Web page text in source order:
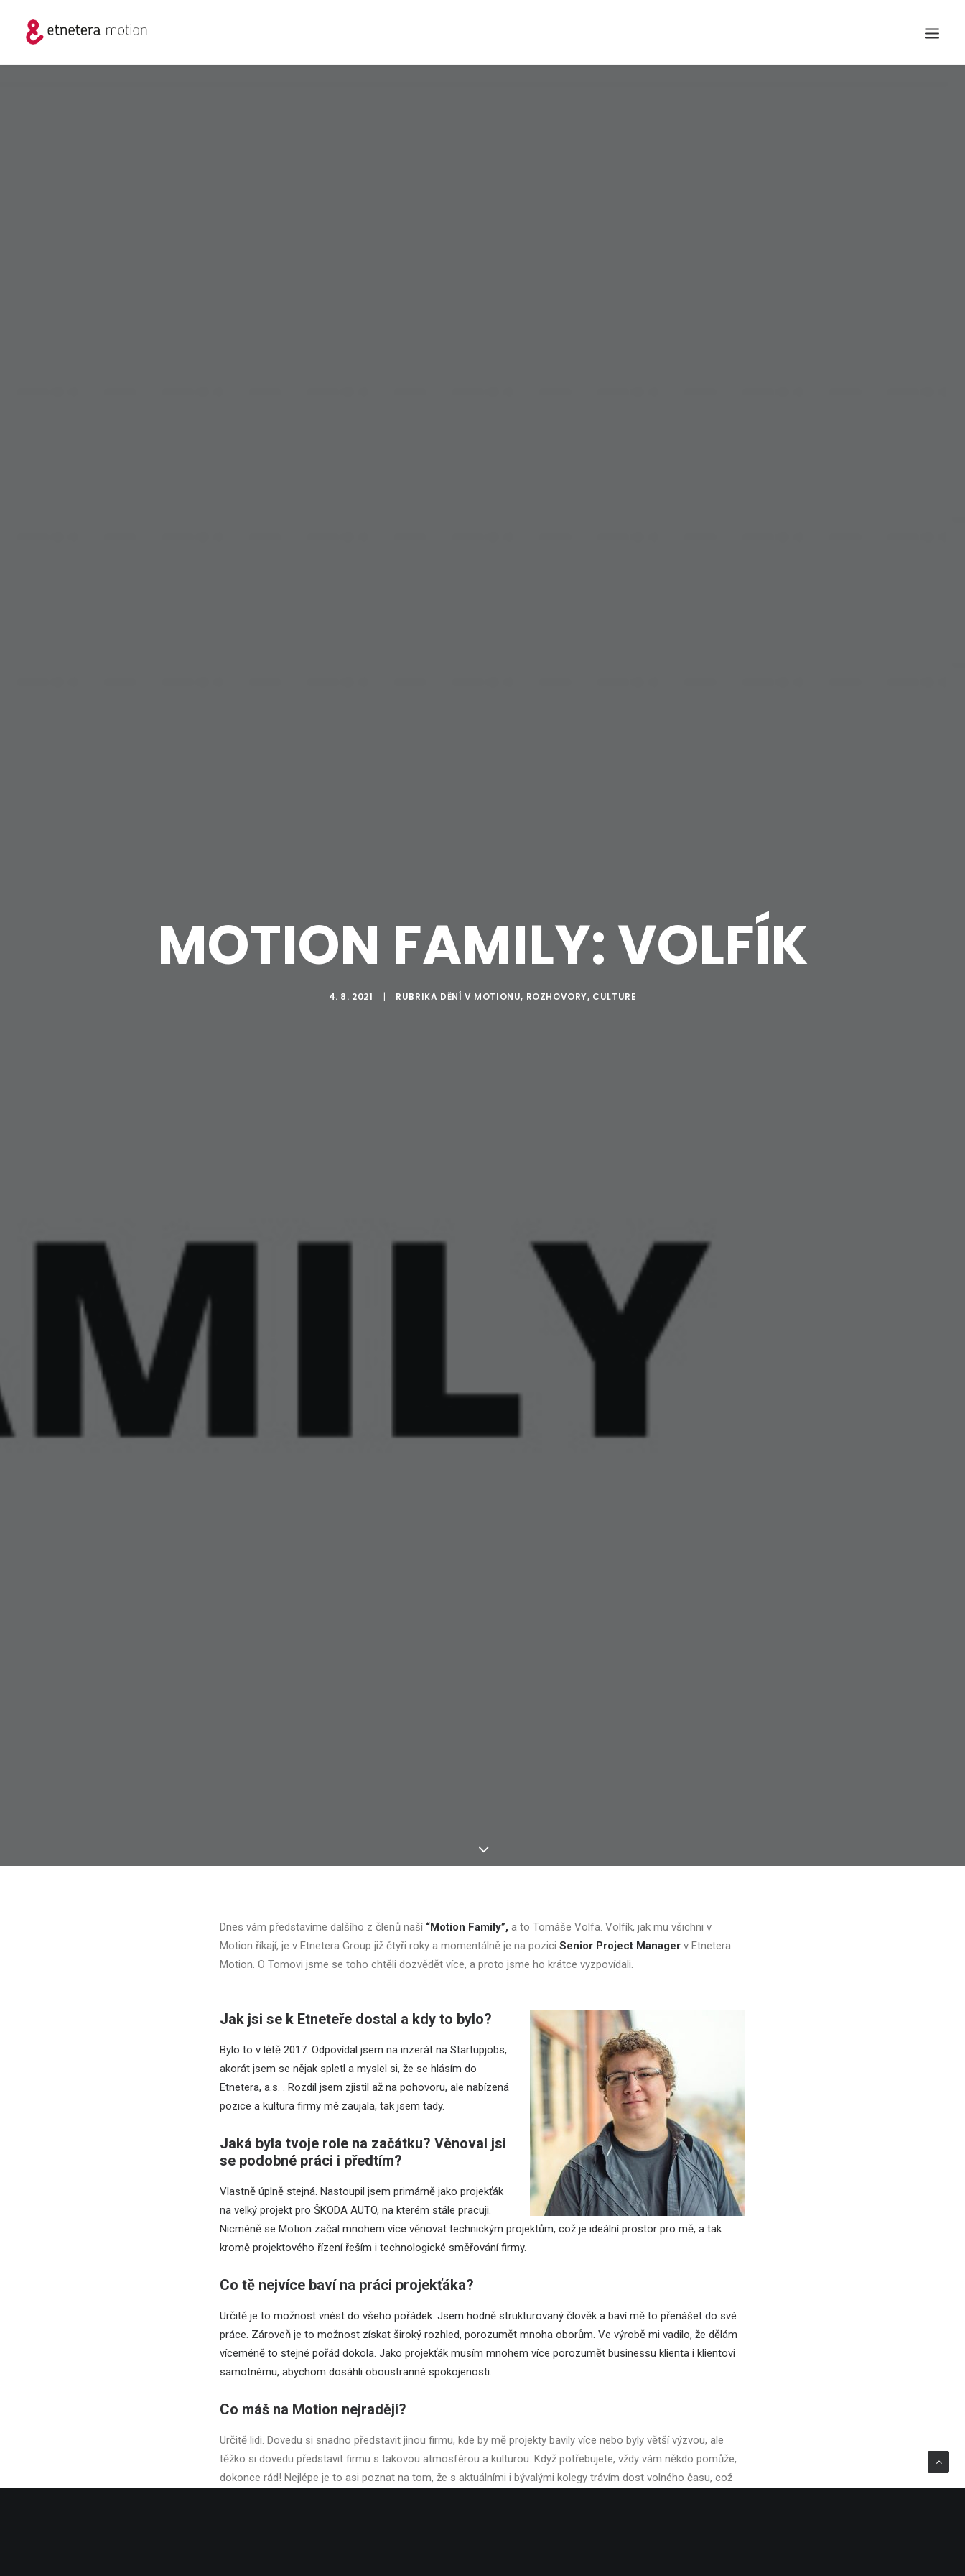
MOTION FAMILY: VOLFÍK
4. 8. 2021 | RUBRIKA DĚNÍ V MOTIONU, ROZHOVORY, CULTURE
Dnes vám představíme dalšího z členů naší “Motion Family”, a to Tomáše Volfa. Volfík, jak mu všichni v
Motion říkají, je v Etnetera Group již čtyři roky a momentálně je na pozici Senior Project Manager v Etnetera
Motion. O Tomovi jsme se toho chtěli dozvědět více, a proto jsme ho krátce vyzpovídali.
Jak jsi se k Etneteře dostal a kdy to bylo?
Bylo to v létě 2017. Odpovídal jsem na inzerát na Startupjobs,
akorát jsem se nějak spletl a myslel si, že se hlásím do
Etnetera, a.s. . Rozdíl jsem zjistil až na pohovoru, ale nabízená
pozice a kultura firmy mě zaujala, tak jsem tady.
Jaká byla tvoje role na začátku? Věnoval jsi
se podobné práci i předtím?
Vlastně úplně stejná. Nastoupil jsem primárně jako projekťák
na velký projekt pro ŠKODA AUTO, na kterém stále pracuji.
Nicméně se Motion začal mnohem více věnovat technickým projektům, což je ideální prostor pro mě, a tak
kromě projektového řízení řeším i technologické směřování firmy.
Co tě nejvíce baví na práci projekťáka?
Určitě je to možnost vnést do všeho pořádek. Jsem hodně strukturovaný člověk a baví mě to přenášet do své
práce. Zároveň je to možnost získat široký rozhled, porozumět mnoha oborům. Ve výrobě mi vadilo, že dělám
víceméně to stejné pořád dokola. Jako projekťák musím mnohem více porozumět businessu klienta i klientovi
samotnému, abychom dosáhli oboustranné spokojenosti.
Co máš na Motion nejraději?
Určitě lidi. Dovedu si snadno představit jinou firmu, kde by mě projekty bavily více nebo byly větší výzvou, ale
těžko si dovedu představit firmu s takovou atmosférou a kulturou. Když potřebujete, vždy vám někdo pomůže,
dokonce rád! Nejlépe je to asi poznat na tom, že s aktuálními i bývalými kolegy trávím dost volného času, což